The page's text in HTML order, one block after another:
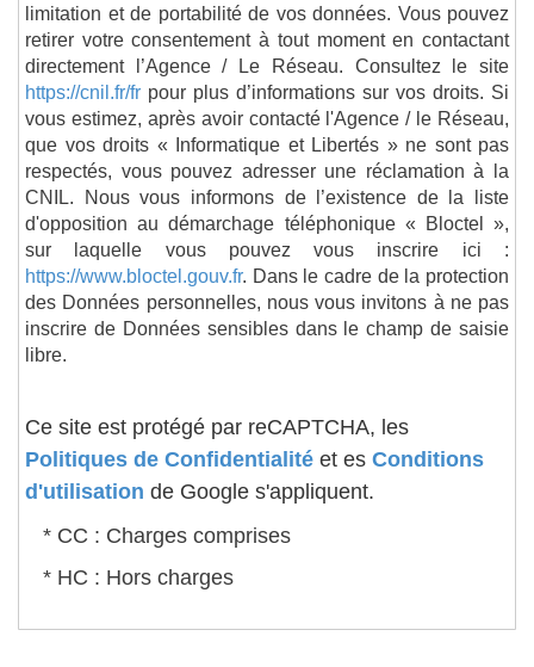
limitation et de portabilité de vos données. Vous pouvez
retirer votre consentement à tout moment en contactant
directement l’Agence / Le Réseau. Consultez le site
https://cnil.fr/fr pour plus d’informations sur vos droits. Si
vous estimez, après avoir contacté l'Agence / le Réseau,
que vos droits « Informatique et Libertés » ne sont pas
respectés, vous pouvez adresser une réclamation à la
CNIL. Nous vous informons de l’existence de la liste
d'opposition au démarchage téléphonique « Bloctel »,
sur laquelle vous pouvez vous inscrire ici :
https://www.bloctel.gouv.fr. Dans le cadre de la protection
des Données personnelles, nous vous invitons à ne pas
inscrire de Données sensibles dans le champ de saisie
libre.
Ce site est protégé par reCAPTCHA, les
Politiques de Confidentialité et es Conditions
d'utilisation de Google s'appliquent.
* CC : Charges comprises
* HC : Hors charges